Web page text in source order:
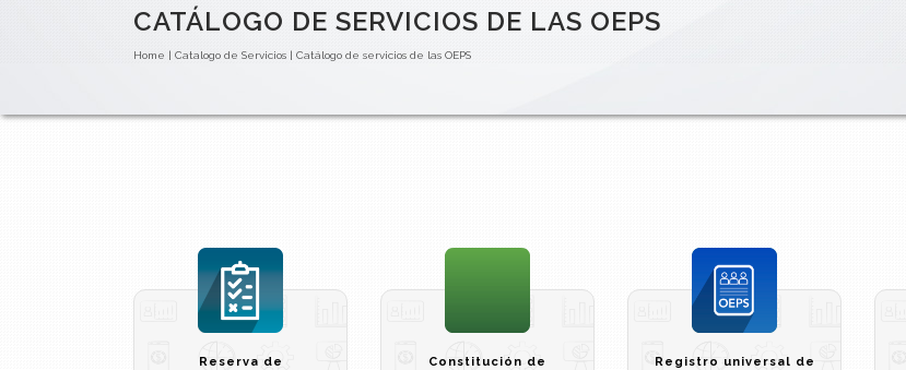
CATÁLOGO DE SERVICIOS DE LAS OEPS
Home | Catalogo de Servicios | Catálogo de servicios de las OEPS
Reserva de
Constitución de
Registro universal de